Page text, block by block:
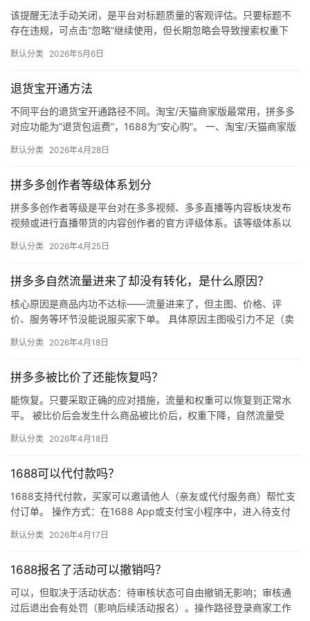
该提醒无法手动关闭，是平台对标题质量的客观评估。只要标题不
存在违规，可点击“忽略”继续使用，但长期忽略会导致搜索权重下
默认分类 2026年5月6日
退货宝开通方法
不同平台的退货宝开通路径不同。淘宝/天猫商家版最常用，拼多多
对应功能为“退货包运费”，1688为“安心购”。 一、淘宝/天猫商家版
默认分类 2026年4月28日
拼多多创作者等级体系划分
拼多多创作者等级是平台对在多多视频、多多直播等内容板块发布
视频或进行直播带货的内容创作者的官方评级体系。该等级体系以
同等级…
默认分类 2026年4月25日
拼多多自然流量进来了却没有转化，是什么原因？
核心原因是商品内功不达标——流量进来了，但主图、价格、评
价、服务等环节没能说服买家下单。 具体原因主图吸引力不足（卖
评少、…
默认分类 2026年4月18日
拼多多被比价了还能恢复吗？
能恢复。只要采取正确的应对措施，流量和权重可以恢复到正常水
平。 被比价后会发生什么商品被比价后，权重下降，自然流量受
网价格…
默认分类 2026年4月18日
1688可以代付款吗？
1688支持代付款，买家可以邀请他人（亲友或代付服务商）帮忙支
付订单。 操作方式：在1688 App或支付宝小程序中，进入待支付
默认分类 2026年4月17日
1688报名了活动可以撤销吗？
可以，但取决于活动状态：待审核状态可自由撤销无影响；审核通
过后退出会有处罚（影响后续活动报名）。操作路径登录商家工作